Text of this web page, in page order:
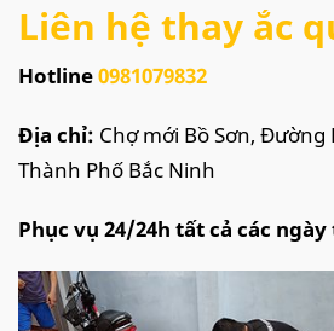
Liên hệ thay ắc
Hotline0981079832
Địa chỉ: Chợ mới Bồ Sơn, Đường
Thành Phố Bắc Ninh
Phục vụ 24/24h tất cả các